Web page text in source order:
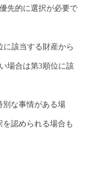
先的に選択が必要で
該当する財産から
場合は第3順位に該
別な事情がある場
認められる場合も